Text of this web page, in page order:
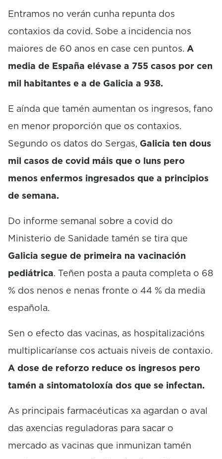
o
d
Entramos no verán cunha repunta dos
contaxios da covid. Sobe a incidencia nos
maiores de 60 anos en case cen puntos. A
media de España elévase a 755 casos por cen
mil habitantes e a de Galicia a 938.
E aínda que tamén aumentan os ingresos, fano
en menor proporción que os contaxios.
Segundo os datos do Sergas, Galicia ten dous
mil casos de covid máis que o luns pero
menos enfermos ingresados que a principios
de semana.
Do informe semanal sobre a covid do
Ministerio de Sanidade tamén se tira que
Galicia segue de primeira na vacinación
pediátrica. Teñen posta a pauta completa o 68
% dos nenos e nenas fronte o 44 % da media
española.
Sen o efecto das vacinas, as hospitalizacións
multiplicaríanse cos actuais niveis de contaxio.
A dose de reforzo reduce os ingresos pero
tamén a sintomatoloxía dos que se infectan.
As principais farmacéuticas xa agardan o aval
das axencias reguladoras para sacar o
mercado as vacinas que inmunizan tamén